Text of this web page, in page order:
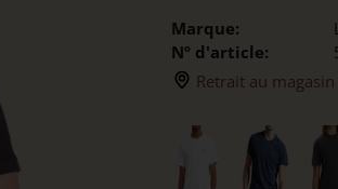
Marque:
Nº d'article:
Retrait au